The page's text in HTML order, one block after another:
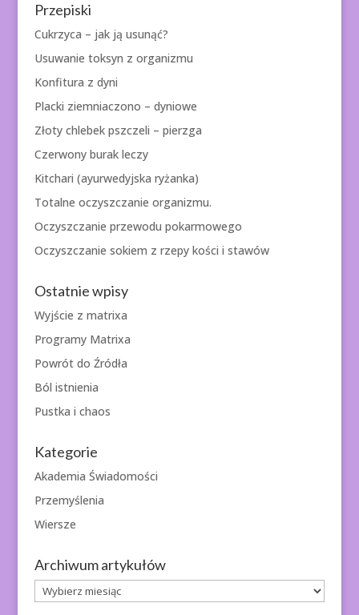
Przepiski
Cukrzyca – jak ją usunąć?
Usuwanie toksyn z organizmu
Konfitura z dyni
Placki ziemniaczono – dyniowe
Złoty chlebek pszczeli – pierzga
Czerwony burak leczy
Kitchari (ayurwedyjska ryżanka)
Totalne oczyszczanie organizmu.
Oczyszczanie przewodu pokarmowego
Oczyszczanie sokiem z rzepy kości i stawów
Ostatnie wpisy
Wyjście z matrixa
Programy Matrixa
Powrót do Źródła
Ból istnienia
Pustka i chaos
Kategorie
Akademia Świadomości
Przemyślenia
Wiersze
Archiwum artykułów
Archiwum
artykułów